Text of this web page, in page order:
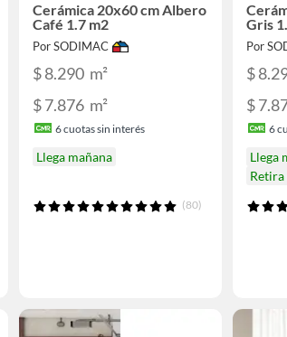
Cerámica 20x60 cm Albero
Café 1.7 m2
Por SODIMAC
$ 8.290 m²
$ 7.876 m²
6cuotas sin interés
Llega mañana
(80)
Gris
Por
$
$
6
Llega
Retira